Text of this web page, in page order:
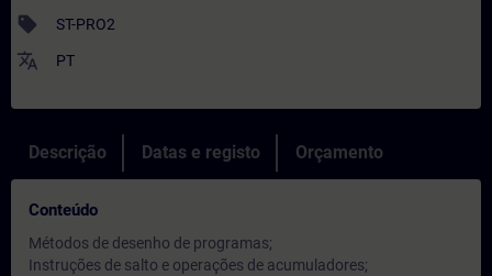
sell ST-PRO2
translate PT
Descrição Datas e registo Orçamento
Conteúdo
Métodos de desenho de programas;
Instruções de salto e operações de acumuladores;